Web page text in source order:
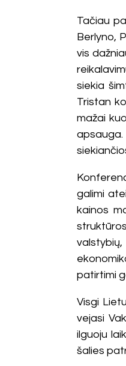
Tačiau
Berlyno,
vis
siekia
Tristan
mažai
apsauga.
galimi
kainos
patirtimi
Visgi
vejasi
ilguoju
šalies